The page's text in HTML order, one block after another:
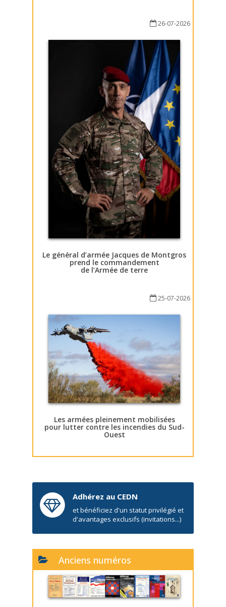
26-07-2026
Le général d’armée Jacques de Montgros
prend le commandement
de l’Armée de terre
25-07-2026
Les armées pleinement mobilisées
pour lutter contre les incendies du Sud-
Ouest
Adhérez au CEDN
et bénéficiez d'un statut privilégié et
d'avantages exclusifs (invitations...)
Anciens numéros